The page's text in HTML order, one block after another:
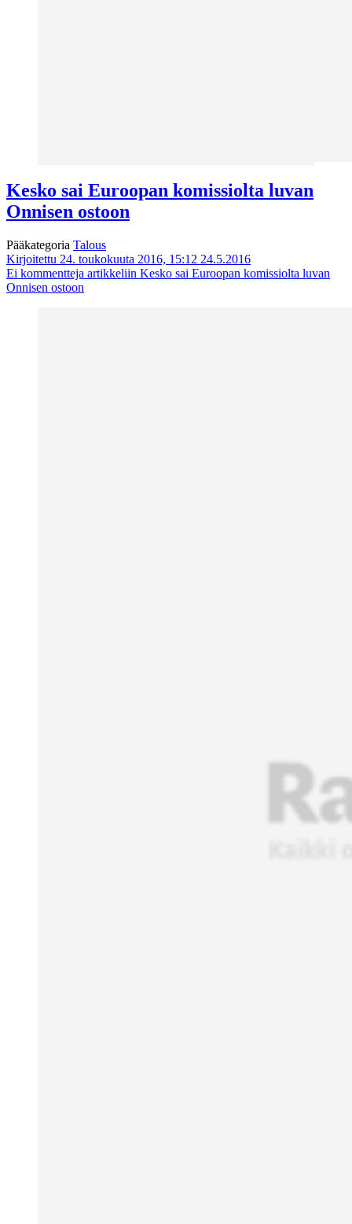
Kesko sai Euroopan komissiolta luvan
Onnisen ostoon
Pääkategoria Talous
Kirjoitettu 24. toukokuuta 2016, 15:12 24.5.2016
Ei kommentteja artikkeliin Kesko sai Euroopan komissiolta luvan
Onnisen ostoon